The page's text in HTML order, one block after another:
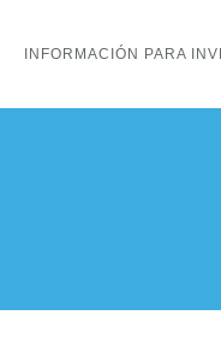
INFORMACIÓN PARA